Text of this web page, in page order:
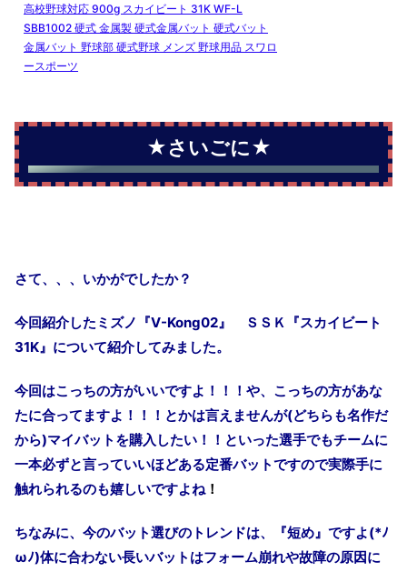
高校野球対応 900g スカイビート 31K WF-L
SBB1002 硬式 金属製 硬式金属バット 硬式バット
金属バット 野球部 硬式野球 メンズ 野球用品 スワロ
ースポーツ
★さいごに★
さて、、、いかがでしたか？
今回紹介したミズノ『V-Kong02』 ＳＳＫ『スカイビート
31K』について紹介してみました。
今回はこっちの方がいいですよ！！！や、こっちの方があな
たに合ってますよ！！！とかは言えませんが(どちらも名作だ
から)マイバットを購入したい！！といった選手でもチームに
一本必ずと言っていいほどある定番バットですので実際手に
触れられるのも嬉しいですよね！
ちなみに、今のバット選びのトレンドは、『短め』ですよ(*ﾉ
ωﾉ)体に合わない長いバットはフォーム崩れや故障の原因に